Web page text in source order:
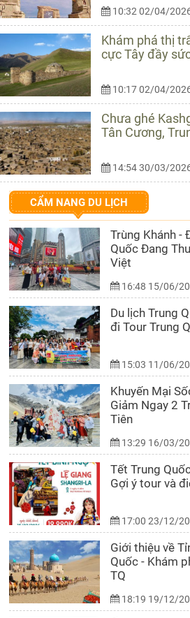
10:32 02/04/
Khám phá thị
cực Tây đầy
10:17 02/04/
Chưa ghé
Tân Cương,
14:54 30/03/
CẨM NANG DU LỊCH
Trùng Khánh -
Quốc Đang
Việt
16:48 15/06/
Du lịch Trung
đi Tour Trung
15:03 11/06/
Khuyến Mại
Giảm Ngay 2
Tiên
13:29 16/03/
Tết Trung
Gợi ý tour và
17:00 23/12/
Giới thiệu về
Quốc - Khám
TQ
18:19 19/12/